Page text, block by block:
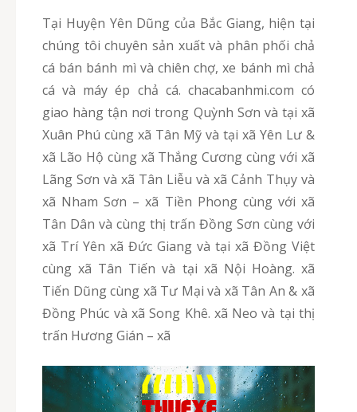
Tại Huyện Yên Dũng của Bắc Giang, hiện tại
chúng tôi chuyên sản xuất và phân phối chả
cá bán bánh mì và chiên chợ, xe bánh mì chả
cá và máy ép chả cá. chacabanhmi.com có
giao hàng tận nơi trong Quỳnh Sơn và tại xã
Xuân Phú cùng xã Tân Mỹ và tại xã Yên Lư &
xã Lão Hộ cùng xã Thắng Cương cùng với xã
Lãng Sơn và xã Tân Liễu và xã Cảnh Thụy và
xã Nham Sơn – xã Tiền Phong cùng với xã
Tân Dân và cùng thị trấn Đồng Sơn cùng với
xã Trí Yên xã Đức Giang và tại xã Đồng Việt
cùng xã Tân Tiến và tại xã Nội Hoàng. xã
Tiến Dũng cùng xã Tư Mại và xã Tân An & xã
Đồng Phúc và xã Song Khê. xã Neo và tại thị
trấn Hương Gián – xã